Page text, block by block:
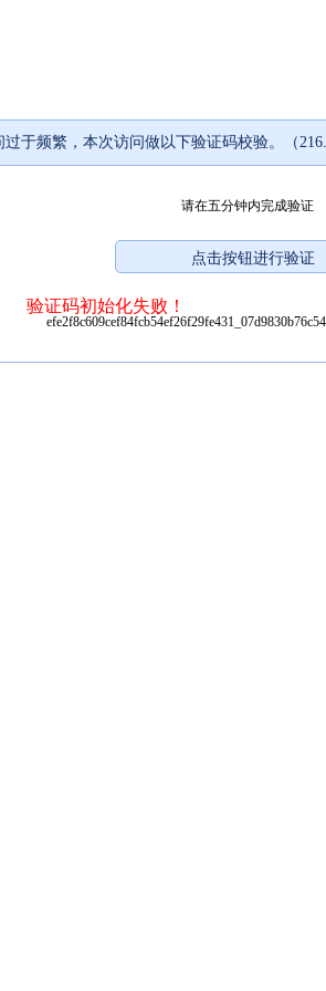
过于频繁，本次访问做以下验证码校验。（
请在五分钟内完成验证
验证码初始化失败！